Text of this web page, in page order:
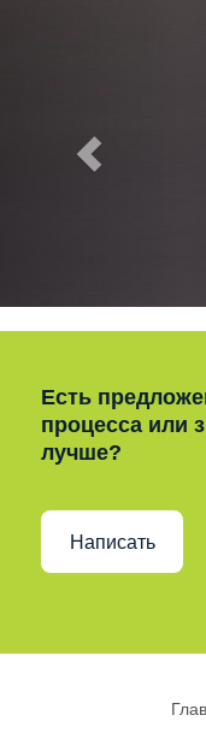
Есть
процесса или
лучше?
Написать